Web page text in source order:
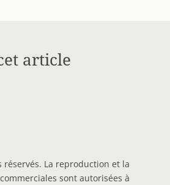
article
La reproduction et la
sont autorisées à